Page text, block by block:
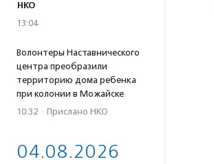
НКО
13:04
Волонтеры Наставнического
центра преобразили
территорию дома ребенка
при колонии в Можайске
10:32 · Прислано НКО
04.08.2026